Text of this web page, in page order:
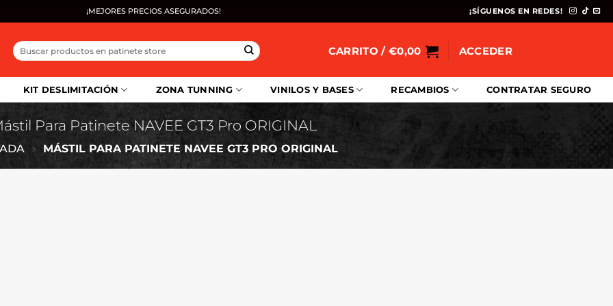
¡MEJORES PRECIOS ASEGURADOS! ¡SÍGUENOS EN REDES!
Buscar
por:
CARRITO / €0,00 ACCEDER
KIT DESLIMITACIÓN ZONA TUNNING VINILOS Y BASES RECAMBIOS CONTRATAR SEGURO
Para Patinete NAVEE GT3 Pro ORIGINAL
» MÁSTIL PARA PATINETE NAVEE GT3 PRO ORIGINAL